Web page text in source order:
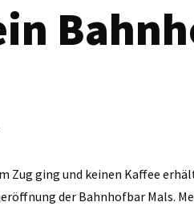
Zug ging und keinen Kaffee
der Bahnhofbar Mals.